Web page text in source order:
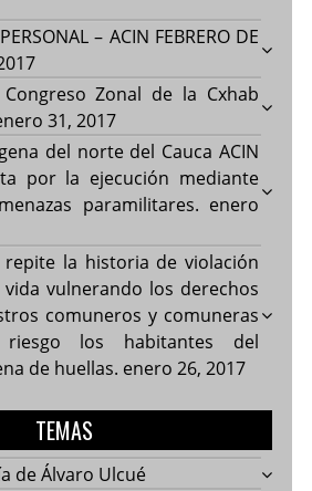
– ACIN FEBRERO DE
Zonal de la Cxhab
31, 2017
del norte del Cauca ACIN
por la ejecución mediante
paramilitares. enero
repite la historia de violación
vulnerando los derechos
comuneros y comuneras
los habitantes del
de huellas. enero 26, 2017
TEMAS
de Álvaro Ulcué